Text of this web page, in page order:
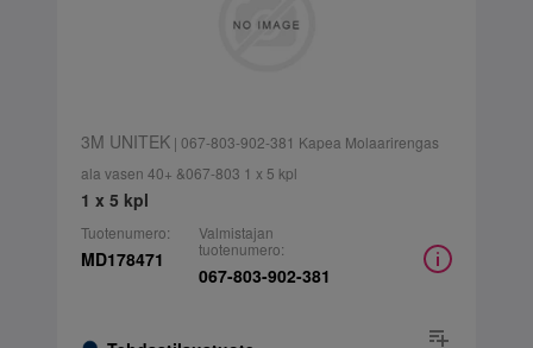
3M UNITEK| 067-803-902-381 Kapea Molaarirengas
ala vasen 40+ &067-803 1 x 5 kpl
1 x 5 kpl
Tuotenumero:
MD178471
Valmistajan
tuotenumero:
067-803-902-381